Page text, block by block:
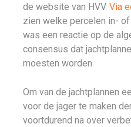
de website van HVV.Via
zien welke percelen in-
was een reactie op de
consensus dat
moesten worden.
Om van de jachtplannen
voor de jager te maken
voortdurend na over